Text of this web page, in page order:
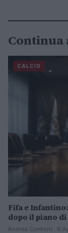
Continua
CALCIO
Fifa e
dopo il piano
Andrea Conforti · 6